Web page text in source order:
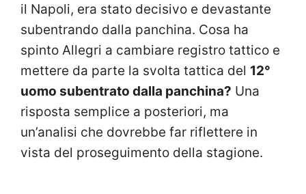
il Napoli, era stato decisivo e devastante
subentrando dalla panchina. Cosa ha
spinto Allegri a cambiare registro tattico e
mettere da parte la svolta tattica del 12°
uomo subentrato dalla panchina? Una
risposta semplice a posteriori, ma
un’analisi che dovrebbe far riflettere in
vista del proseguimento della stagione.